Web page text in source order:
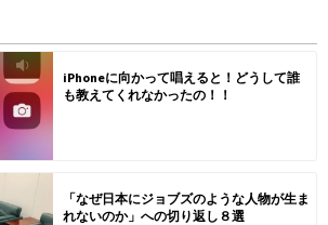
iPhoneに向かって唱えると！どうして誰
も教えてくれなかったの！！
「なぜ日本にジョブズのような人物が生ま
れないのか」への切り返し８選